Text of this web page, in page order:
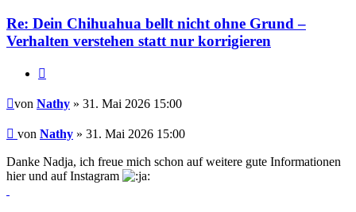
Re: Dein Chihuahua bellt nicht ohne Grund –
Verhalten verstehen statt nur korrigieren
Beitrag
von Nathy » 31. Mai 2026 15:00
Beitrag
von Nathy » 31. Mai 2026 15:00
Danke Nadja, ich freue mich schon auf weitere gute Informationen
hier und auf Instagram